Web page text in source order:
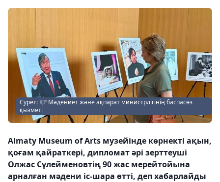
Сурет: ҚР Мәдениет және ақпарат министрлігінің баспасөз
қызметі
Almaty Museum of Arts музейінде көрнекті ақын,
қоғам қайраткері, дипломат әрі зерттеуші
Олжас Сүлейменовтің 90 жас мерейтойына
арналған мәдени іс-шара өтті, деп хабарлайды